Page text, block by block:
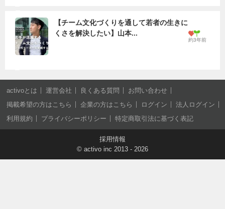
【チーム文化づくりを通して若者の生きに
くさを解決したい】山本...
約3年前
activoとは 運営会社 良くある質問
お問い合わせ
掲載希望の方はこちら
企業の方はこちら ログイン
法人ログイン
利用規約
プライバシーポリシー 特定商取引法に基づく表記
採用情報
© activo inc 2013 - 2026